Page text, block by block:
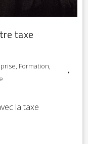
taxe
Formation
la taxe